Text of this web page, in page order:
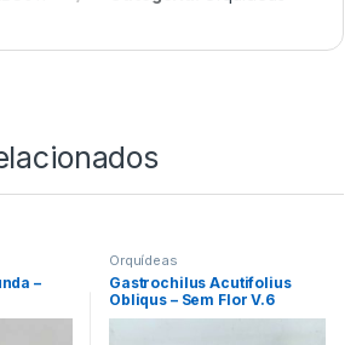
–
Orquídeas
Gastrochilus Acutifolius
Obliqus – Sem Flor V.6